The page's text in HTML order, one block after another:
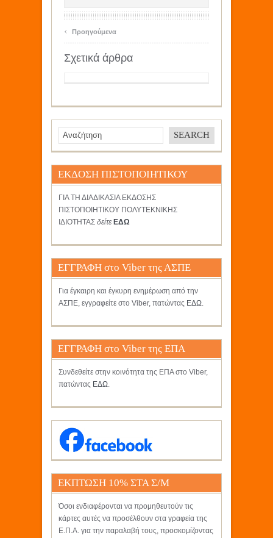
‹ Προηγούμενα
Σχετικά άρθρα
ΕΚΔΟΣΗ ΠΙΣΤΟΠΟΙΗΤΙΚΟΥ
ΓΙΑ ΤΗ ΔΙΑΔΙΚΑΣΙΑ ΕΚΔΟΣΗΣ
ΠΙΣΤΟΠΟΙΗΤΙΚΟΥ ΠΟΛΥΤΕΚΝΙΚΗΣ
ΙΔΙΟΤΗΤΑΣ δείτε ΕΔΩ
ΕΓΓΡΑΦΗ στο Viber της ΑΣΠΕ
Για έγκαιρη και έγκυρη ενημέρωση από την
ΑΣΠΕ, εγγραφείτε στο Viber, πατώντας ΕΔΩ.
ΕΓΓΡΑΦΗ στο Viber της ΕΠΑ
Συνδεθείτε στην κοινότητα της ΕΠΑ στο Viber,
πατώντας ΕΔΩ.
ΕΚΠΤΩΣΗ 10% ΣΤΑ Σ/Μ
ΚΡΗΤΙΚΟΣ
Όσοι ενδιαφέρονται να προμηθευτούν τις
κάρτες αυτές να προσέλθουν στα γραφεία της
Ε.Π.Α. για την παραλαβή τους, προσκομίζοντας